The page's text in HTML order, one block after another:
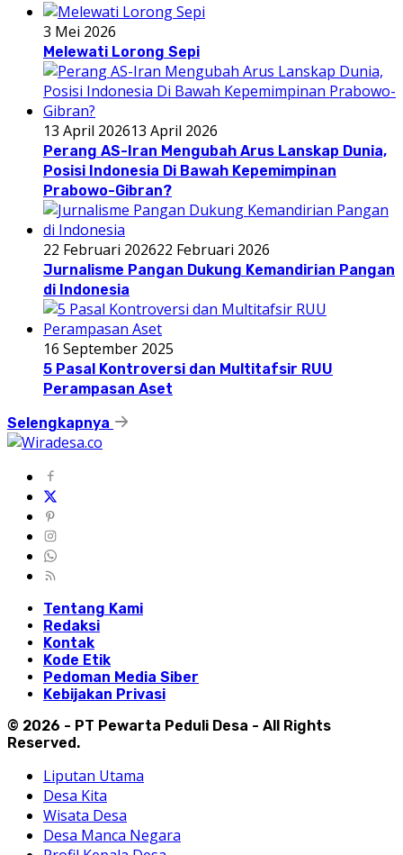
3 Mei 2026
Melewati Lorong Sepi
13 April 202613 April 2026
Perang AS-Iran Mengubah Arus Lanskap Dunia,
Posisi Indonesia Di Bawah Kepemimpinan
Prabowo-Gibran?
22 Februari 202622 Februari 2026
Jurnalisme Pangan Dukung Kemandirian Pangan
di Indonesia
16 September 2025
5 Pasal Kontroversi dan Multitafsir RUU
Perampasan Aset
Selengkapnya
Tentang Kami
Redaksi
Kontak
Kode Etik
Pedoman Media Siber
Kebijakan Privasi
© 2026 - PT Pewarta Peduli Desa - All Rights
Reserved.
Liputan Utama
Desa Kita
Wisata Desa
Desa Manca Negara